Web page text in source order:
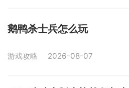
鹅鸭杀士兵怎么玩
游戏攻略 2026-08-07